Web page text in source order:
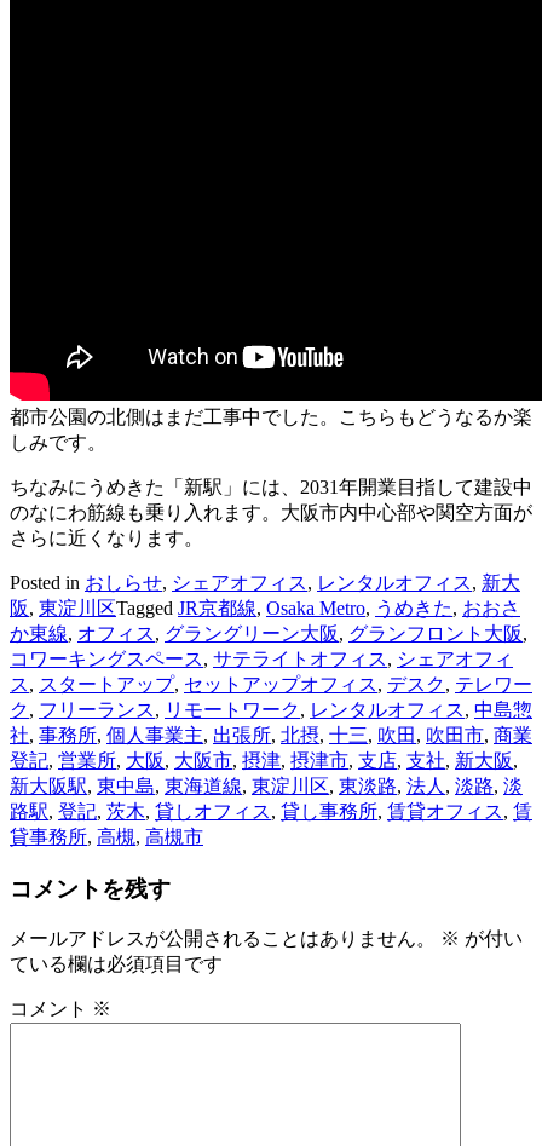
都市公園の北側はまだ工事中でした。こちらもどうなるか楽
しみです。
ちなみにうめきた「新駅」には、2031年開業目指して建設中
のなにわ筋線も乗り入れます。大阪市内中心部や関空方面が
さらに近くなります。
Posted in おしらせ, シェアオフィス, レンタルオフィス, 新大
阪, 東淀川区Tagged JR京都線, Osaka Metro, うめきた, おおさ
か東線, オフィス, グラングリーン大阪, グランフロント大阪,
コワーキングスペース, サテライトオフィス, シェアオフィ
ス, スタートアップ, セットアップオフィス, デスク, テレワー
ク, フリーランス, リモートワーク, レンタルオフィス, 中島惣
社, 事務所, 個人事業主, 出張所, 北摂, 十三, 吹田 , 吹田市, 商業
登記, 営業所, 大阪, 大阪市, 摂津, 摂津市, 支店, 支社, 新大阪,
新大阪駅, 東中島, 東海道線, 東淀川区, 東淡路, 法人 , 淡路, 淡
路駅, 登記, 茨木, 貸しオフィス, 貸し事務所, 賃貸オフィス, 賃
貸事務所, 高槻, 高槻市
コメントを残す
メールアドレスが公開されることはありません。 ※ が付い
ている欄は必須項目です
コメント ※